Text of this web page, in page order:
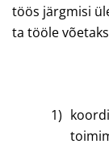
töös järgmisi
ta tööle
1)